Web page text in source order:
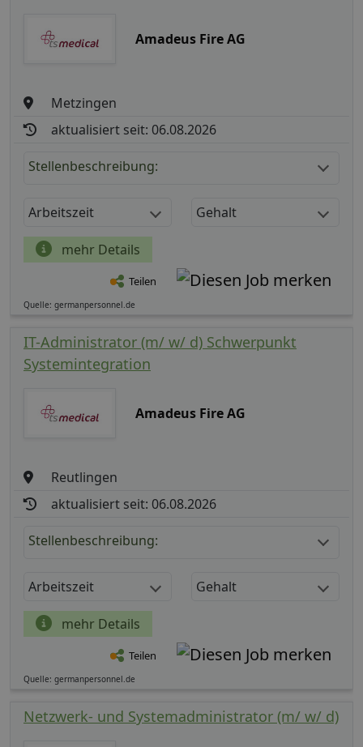
Amadeus Fire AG
Metzingen
aktualisiert seit: 06.08.2026
Stellenbeschreibung:
Arbeitszeit Gehalt
mehr Details
Teilen
Quelle: germanpersonnel.de
IT-Administrator (m/ w/ d) Schwerpunkt
Systemintegration
Amadeus Fire AG
Reutlingen
aktualisiert seit: 06.08.2026
Stellenbeschreibung:
Arbeitszeit Gehalt
mehr Details
Teilen
Quelle: germanpersonnel.de
Netzwerk- und Systemadministrator (m/ w/ d)